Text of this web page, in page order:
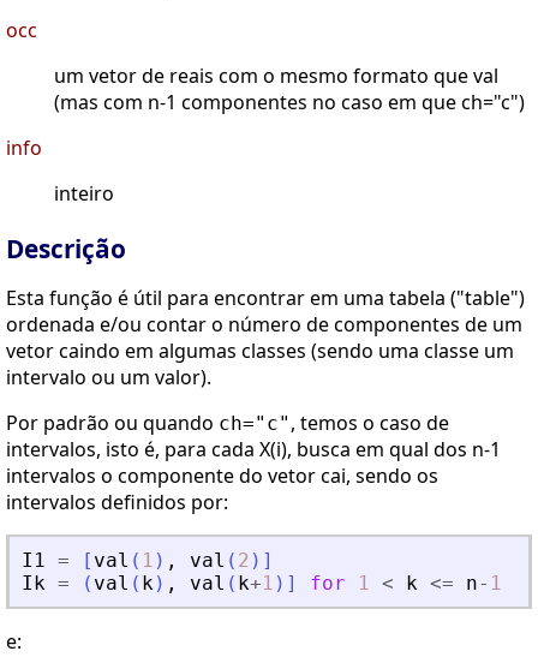
occ
um vetor de reais com o mesmo formato que val
(mas com n-1 componentes no caso em que ch="c")
info
inteiro
Descrição
Esta função é útil para encontrar em uma tabela ("table")
ordenada e/ou contar o número de componentes de um
vetor caindo em algumas classes (sendo uma classe um
intervalo ou um valor).
Por padrão ou quando ch="c" , temos o caso de
intervalos, isto é, para cada X(i), busca em qual dos n-1
intervalos o componente do vetor cai, sendo os
intervalos definidos por:
I1 = [ val ( 1 ) , val ( 2 ) ]
Ik = ( val ( k) , val ( k+1 ) ] for 1 < k <= n- 1
e: